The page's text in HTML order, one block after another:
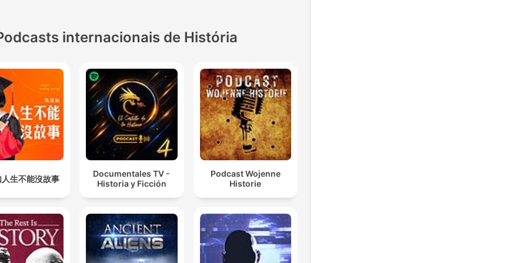
internacionais de História
生不能沒故事
Documentales TV -
Historia y Ficción
Podcast Wojenne
Historie